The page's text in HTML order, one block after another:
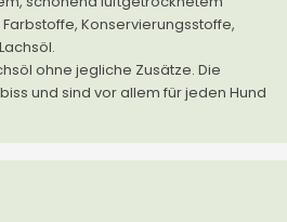
Konservierungsstoffe,
ohne jegliche Zusätze. Die
und sind vor allem für jeden Hund